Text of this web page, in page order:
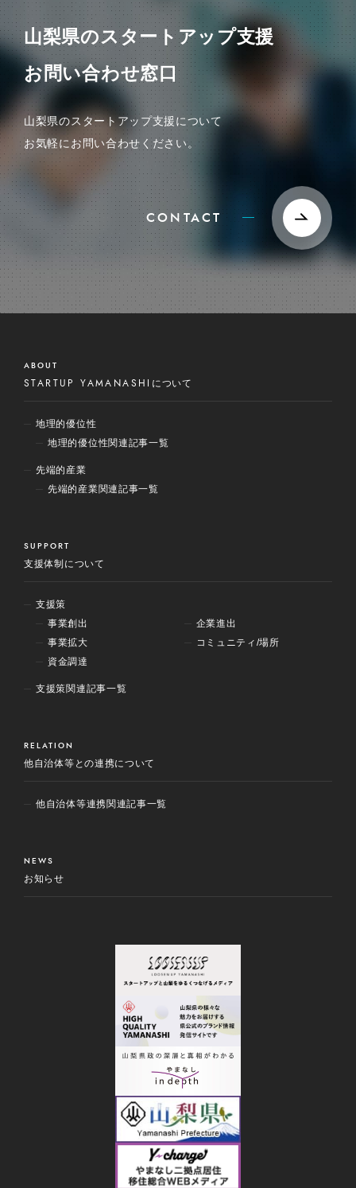
山梨県のスタートアップ支援
お問い合わせ窓口
山梨県のスタートアップ支援について
お気軽にお問い合わせください。
CONTACT
ABOUT
STARTUP YAMANASHI について
地理的優位性
地理的優位性関連記事一覧
先端的産業
先端的産業関連記事一覧
SUPPORT
支援体制について
支援策
事業創出
事業拡大
資金調達
企業進出
コミュニティ/場所
支援策関連記事一覧
RELATION
他自治体等との連携について
他自治体等連携関連記事一覧
NEWS
お知らせ